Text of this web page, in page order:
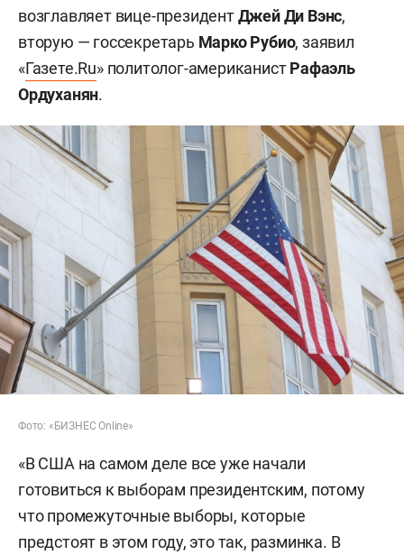
возглавляет вице-президентДжей Ди Вэнс,
вторую — госсекретарь Марко Рубио, заявил
«Газете.Ru» политолог-американистРафаэль
Ордуханян.
Фото: «БИЗНЕС Online»
«В США на самом деле все уже начали
готовиться к выборам президентским, потому
что промежуточные выборы, которые
предстоят в этом году, это так, разминка. В